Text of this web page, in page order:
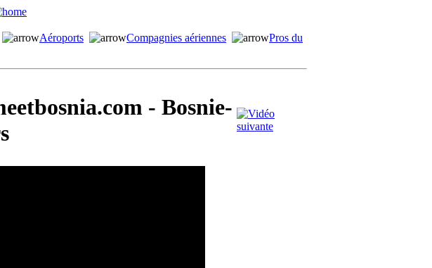
Aéroports Compagnies aériennes
Pros du
- Bosnie-